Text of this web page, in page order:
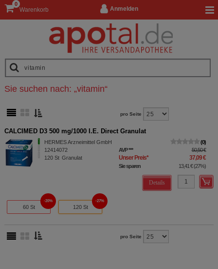
Anmelden
Warenkorb
0
Sie suchen nach: „vitamin“
pro Seite
CALCIMED D3 500 mg/1000 I.E. Direct Granulat
HERMES Arzneimittel GmbH
12414072
120 St Granulat
0
AVP*** 50,50 €
Unser Preis* 37,09 €
Sie sparen 13,41 €(27%)
Details
60 St
20%
120 St
27%
pro Seite